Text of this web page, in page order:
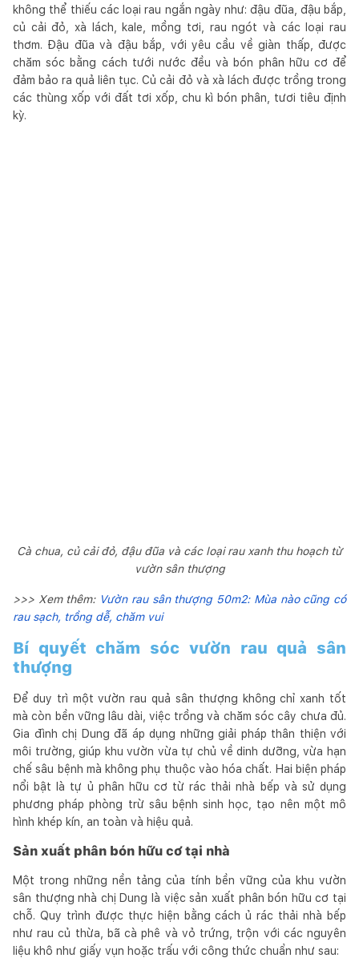
không thể thiếu các loại rau ngắn ngày như: đậu đũa, đậu bắp,
củ cải đỏ, xà lách, kale, mồng tơi, rau ngót và các loại rau
thơm. Đậu đũa và đậu bắp, với yêu cầu về giàn thấp, được
chăm sóc bằng cách tưới nước đều và bón phân hữu cơ để
đảm bảo ra quả liên tục. Củ cải đỏ và xà lách được trồng trong
các thùng xốp với đất tơi xốp, chu kì bón phân, tươi tiêu định
kỳ.
Cà chua, củ cải đỏ, đậu đũa và các loại rau xanh thu hoạch từ
vườn sân thượng
>>> Xem thêm: Vườn rau sân thượng 50m2: Mùa nào cũng có
rau sạch, trồng dễ, chăm vui
Bí quyết chăm sóc vườn rau quả sân
thượng
Để duy trì một vườn rau quả sân thượng không chỉ xanh tốt
mà còn bền vững lâu dài, việc trồng và chăm sóc cây chưa đủ.
Gia đình chị Dung đã áp dụng những giải pháp thân thiện với
môi trường, giúp khu vườn vừa tự chủ về dinh dưỡng, vừa hạn
chế sâu bệnh mà không phụ thuộc vào hóa chất. Hai biện pháp
nổi bật là tự ủ phân hữu cơ từ rác thải nhà bếp và sử dụng
phương pháp phòng trừ sâu bệnh sinh học, tạo nên một mô
hình khép kín, an toàn và hiệu quả.
Sản xuất phân bón hữu cơ tại nhà
Một trong những nền tảng của tính bền vững của khu vườn
sân thượng nhà chị Dung là việc sản xuất phân bón hữu cơ tại
chỗ. Quy trình được thực hiện bằng cách ủ rác thải nhà bếp
như rau củ thừa, bã cà phê và vỏ trứng, trộn với các nguyên
liệu khô như giấy vụn hoặc trấu với công thức chuẩn như sau: